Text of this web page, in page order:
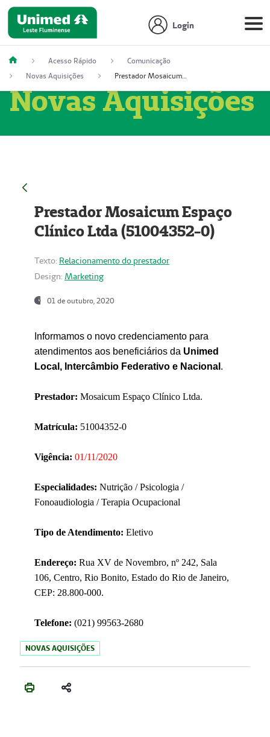
Login
Acesso Rápido
Comunicação
Novas Aquisições
Prestador Mosaicum Espaço Clínico Ltda (51004352-0)
Novas Aquisições
Prestador Mosaicum Espaço
Clínico Ltda (51004352-0)
Texto: Relacionamento do prestador
Design: Marketing
01 de outubro, 2020
Informamos o novo credenciamento para
atendimentos aos beneficiários da Unimed
Local, Intercâmbio Federativo e Nacional .
Prestador: Mosaicum Espaço Clínico Ltda.
Matrícula: 51004352-0
Vigência: 01/11/2020
Especialidades: Nutrição / Psicologia /
Fonoaudiologia / Terapia Ocupacional
Tipo de Atendimento: Eletivo
Endereço: Rua XV de Novembro, nº 242, Sala
106, Centro, Rio Bonito, Estado do Rio de Janeiro,
CEP: 28.800-000.
Telefone: (021) 99563-2680
NOVAS AQUISIÇÕES